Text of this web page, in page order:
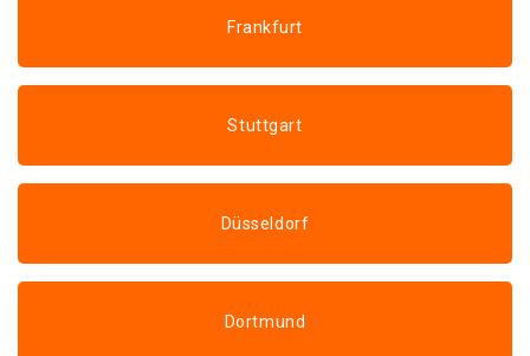
Frankfurt
Stuttgart
Düsseldorf
Dortmund